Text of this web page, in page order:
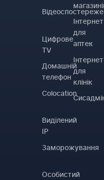
Цифрове
TV
Домашній
телефон
Colocation
Виділений
IP
Заморожування
Особистий
Інтернет
для
аптек
Інтернет
для
клінік